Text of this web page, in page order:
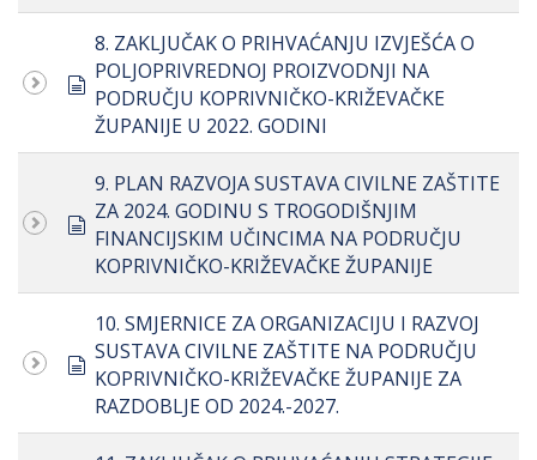
document
8. ZAKLJUČAK O PRIHVAĆANJU IZVJEŠĆA O
POLJOPRIVREDNOJ PROIZVODNJI NA
PODRUČJU KOPRIVNIČKO-KRIŽEVAČKE
ŽUPANIJE U 2022. GODINI
document
9. PLAN RAZVOJA SUSTAVA CIVILNE ZAŠTITE
ZA 2024. GODINU S TROGODIŠNJIM
FINANCIJSKIM UČINCIMA NA PODRUČJU
KOPRIVNIČKO-KRIŽEVAČKE ŽUPANIJE
document
10. SMJERNICE ZA ORGANIZACIJU I RAZVOJ
SUSTAVA CIVILNE ZAŠTITE NA PODRUČJU
KOPRIVNIČKO-KRIŽEVAČKE ŽUPANIJE ZA
RAZDOBLJE OD 2024.-2027.